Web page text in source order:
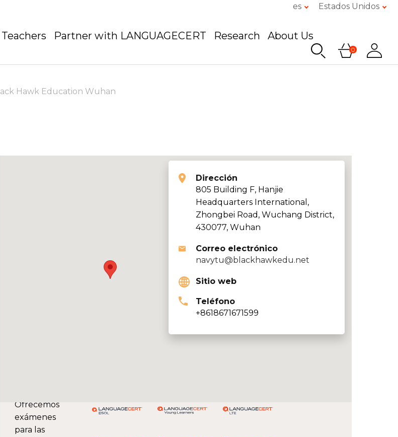
es Estados Unidos
Partner with LANGUAGECERT Research About Us
0
Hawk Education Wuhan
Ofrecemos
exámenes
para las
Dirección
805 Building F, Hanjie
Headquarters International,
Zhongbei Road, Wuchang District,
430077, Wuhan
Correo electrónico
navytu@blackhawkedu.net
Sitio web
Teléfono
+8618671671599